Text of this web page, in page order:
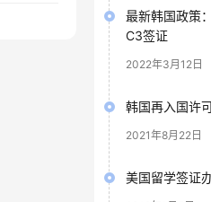
最新韩国政策
C3签证
2022年3月12日
韩国再入国许
2021年8月22日
美国留学签证